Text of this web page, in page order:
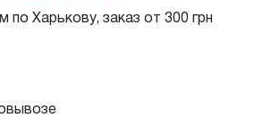
по Харькову, заказ от 300 грн